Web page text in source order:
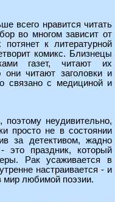
всего нравится читать
во многом зависит от
к литературной
комикс. Близнецы
газет, читают их
читают заголовки и
связано с медициной и
неудивительно,
просто не в состоянии
за детективом, жадно
это праздник, который
Рак усаживается в
настраивается - и
мир любимой поэзии.